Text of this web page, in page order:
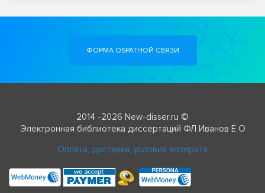
ФОРМА ОБРАТНОЙ СВЯЗИ
2014 -2026 New-disser.ru ©
Электронная библиотека диссертаций ФЛ Иванов Е О
Оплата, доставка, условия возврата